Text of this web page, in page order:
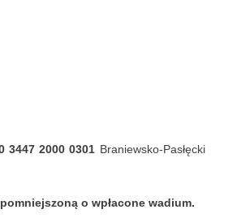
3447 2000 0301 Braniewsko-Pasłęcki
o wpłacone wadium.